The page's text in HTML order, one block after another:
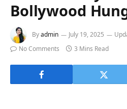
Bollywood
Byadmin July 19, 2025
No Comments
3 Mins Read